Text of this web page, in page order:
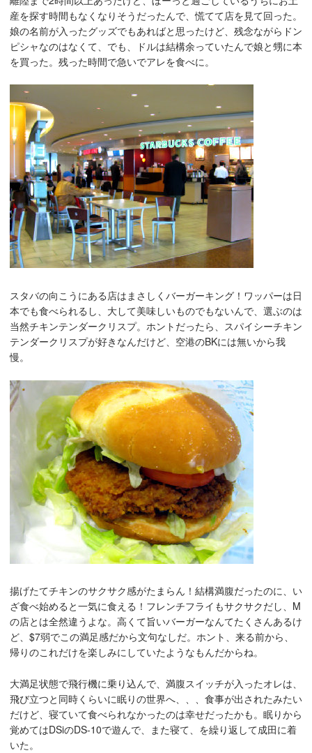
産を探す時間もなくなりそうだったんで、慌てて店を見て回った。
娘の名前が入ったグッズでもあればと思ったけど、残念ながらドン
ピシャなのはなくて、でも、ドルは結構余っていたんで娘と甥に本
を買った。残った時間で急いでアレを食べに。
スタバの向こうにある店はまさしくバーガーキング！ワッパーは日
本でも食べられるし、大して美味しいものでもないんで、選ぶのは
当然チキンテンダークリスプ。ホントだったら、スパイシーチキン
テンダークリスプが好きなんだけど、空港のBKには無いから我
慢。
揚げたてチキンのサクサク感がたまらん！結構満腹だったのに、い
ざ食べ始めると一気に食える！フレンチフライもサクサクだし、M
の店とは全然違うよな。高くて旨いバーガーなんてたくさんあるけ
ど、$7弱でこの満足感だから文句なしだ。ホント、来る前から、
帰りのこれだけを楽しみにしていたようなもんだからね。
大満足状態で飛行機に乗り込んで、満腹スイッチが入ったオレは、
飛び立つと同時くらいに眠りの世界へ、、、食事が出されたみたい
だけど、寝ていて食べられなかったのは幸せだったかも。眠りから
覚めてはDSiのDS-10で遊んで、また寝て、を繰り返して成田に着
いた。